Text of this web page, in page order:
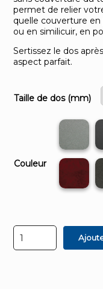
permet de relier
quelle couverture
ou en similicuir, en
Sertissez le dos
aspect parfait.
Taille de dos (mm)
Couleur
quantité
de
Unibackcover